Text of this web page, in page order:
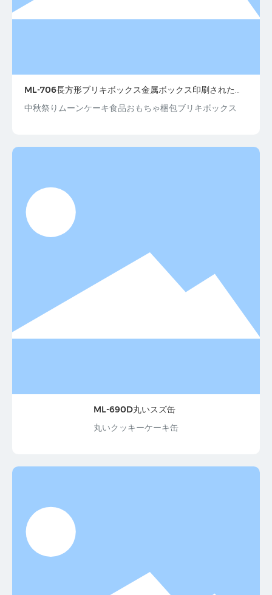
ML-706長方形ブリキボックス金属ボックス印刷されたス
ズ
中秋祭りムーンケーキ食品おもちゃ梱包ブリキボックス
ML-690D丸いスズ缶
丸いクッキーケーキ缶